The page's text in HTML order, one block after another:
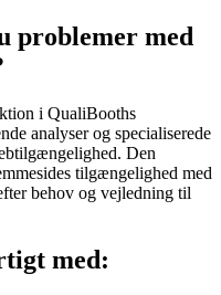
problemer med
i QualiBooths
analyser og specialiserede
Den
tilgængelighed med
behov og vejledning til
med: